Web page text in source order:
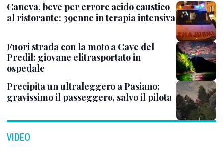
Caneva, beve per errore acido caustico
al ristorante: 39enne in terapia intensiva
Fuori strada con la moto a Cave del
Predil: giovane elitrasportato in
ospedale
Precipita un ultraleggero a Pasiano:
gravissimo il passeggero, salvo il pilota
VIDEO